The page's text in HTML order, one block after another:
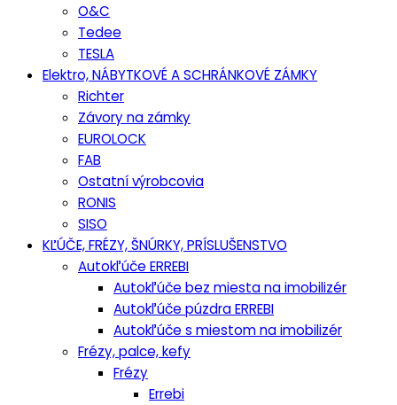
O&C
Tedee
TESLA
Elektro, NÁBYTKOVÉ A SCHRÁNKOVÉ ZÁMKY
Richter
Závory na zámky
EUROLOCK
FAB
Ostatní výrobcovia
RONIS
SISO
KĽÚČE, FRÉZY, ŠNÚRKY, PRÍSLUŠENSTVO
Autokľúče ERREBI
Autokľúče bez miesta na imobilizér
Autokľúče púzdra ERREBI
Autokľúče s miestom na imobilizér
Frézy, palce, kefy
Frézy
Errebi